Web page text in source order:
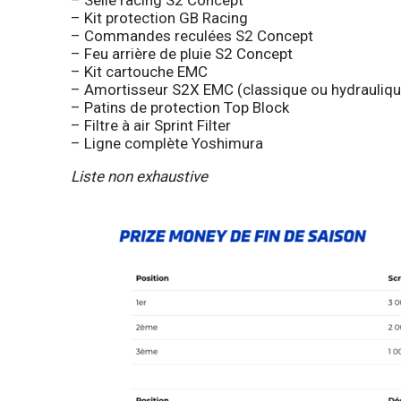
– Kit protection GB Racing
– Commandes reculées S2 Concept
– Feu arrière de pluie S2 Concept
– Kit cartouche EMC
– Amortisseur S2X EMC (classique ou
– Patins de protection Top Block
– Filtre à air Sprint Filter
– Ligne complète Yoshimura
Liste non exhaustive